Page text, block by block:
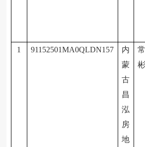
1 91152501MA0QLDN157
内
蒙
古
昌
泓
房
地
彬